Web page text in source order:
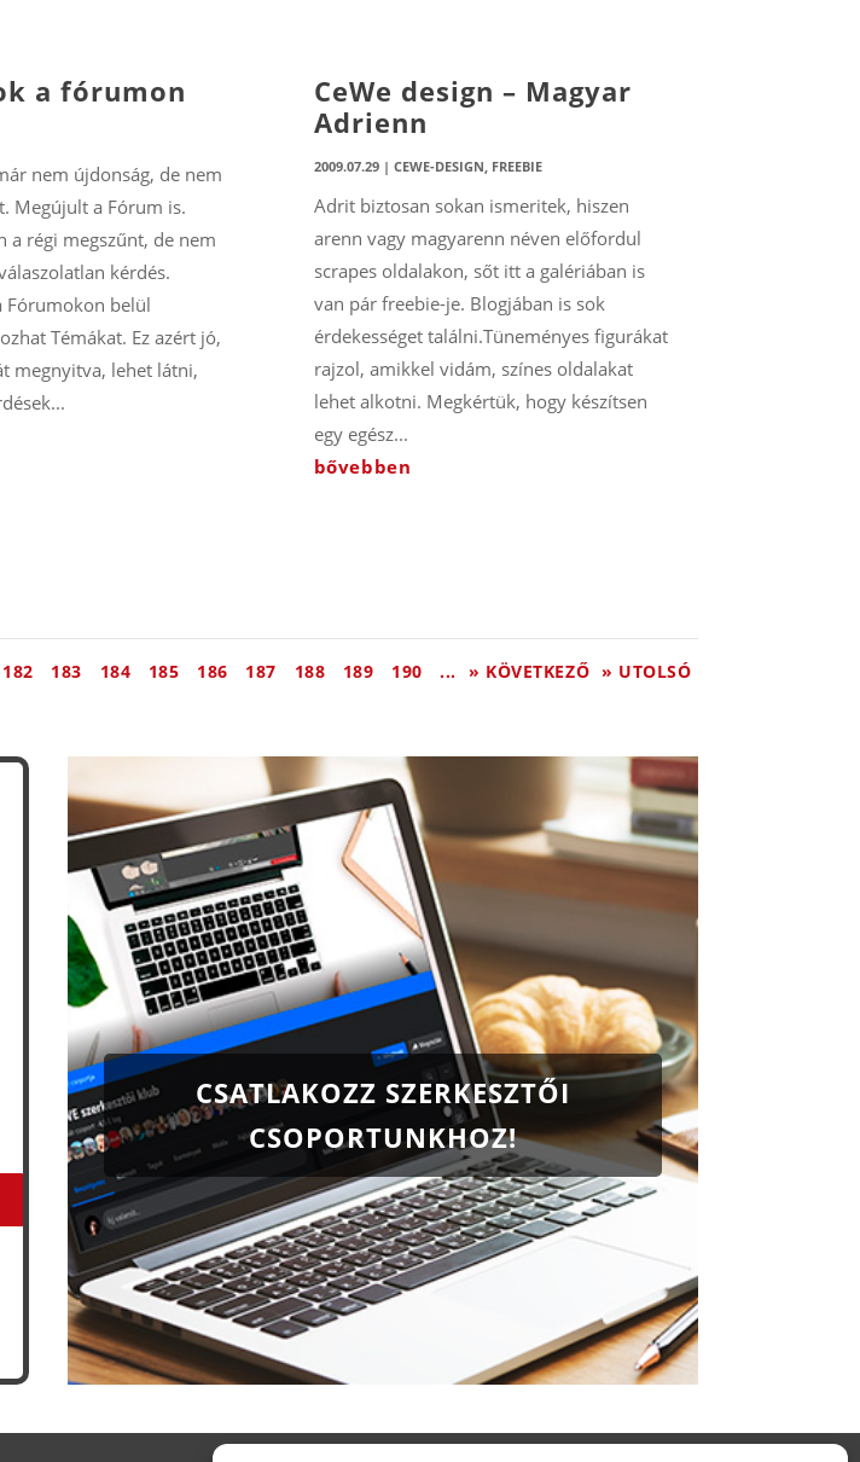
a fórumon
nem újdonság, de nem
Megújult a Fórum is.
a régi megszűnt, de nem
kérdés.
Fórumokon belül
Témákat. Ez azért jó,
megnyitva, lehet látni,
CeWe design – Magyar
Adrienn
2009.07.29| CEWE-DESIGN FREEBIE
Adrit biztosan sokan ismeritek, hiszen
arenn vagy magyarenn néven előfordul
scrapes oldalakon, sőt itt a galériában is
van pár freebie-je. Blogjában is sok
érdekességet találni.Tüneményes figurákat
rajzol, amikkel vidám, színes oldalakat
lehet alkotni. Megkértük, hogy készítsen
egy egész...
bővebben
182 183 184 185 186 187 188 189 190 ... » KÖVETKEZŐ » UTOLSÓ
CSATLAKOZZ SZERKESZTŐI
CSOPORTUNKHOZ!